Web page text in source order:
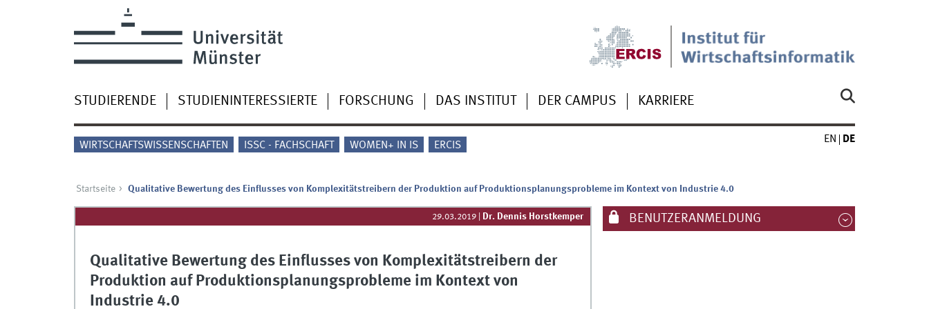
STUDIERENDE STUDIENINTERESSIERTE FORSCHUNG DAS INSTITUT DER CAMPUS KARRIERE
WIRTSCHAFTSWISSENSCHAFTEN ISSC - FACHSCHAFT WOMEN+ IN IS ERCIS
EN DE
Startseite Qualitative Bewertung des Einflusses von Komplexitätstreibern der Produktion auf Produktionsplanungsprobleme im Kontext von Industrie 4.0
29.03.2019 Dr. Dennis Horstkemper
Qualitative Bewertung des Einflusses von Komplexitätstreibern der
Produktion auf Produktionsplanungsprobleme im Kontext von
Industrie 4.0
BENUTZERANMELDUNG